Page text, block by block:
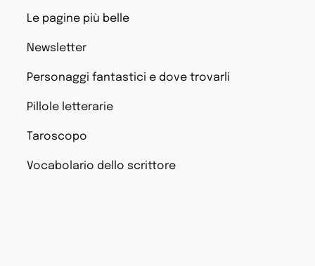
Le pagine più belle
Newsletter
Personaggi fantastici e dove trovarli
Pillole letterarie
Taroscopo
Vocabolario dello scrittore